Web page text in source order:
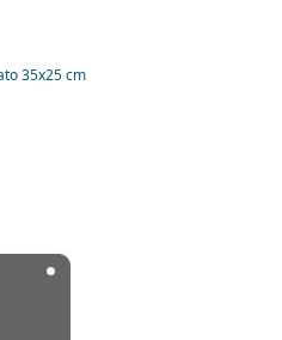
35x25 cm